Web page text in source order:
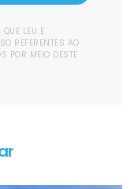
LEU E
REFERENTES AO
POR MEIO DESTE